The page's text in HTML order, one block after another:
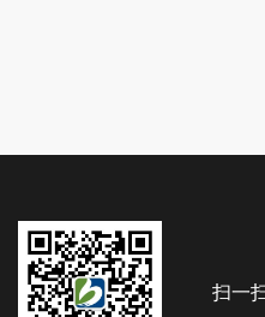
扫一